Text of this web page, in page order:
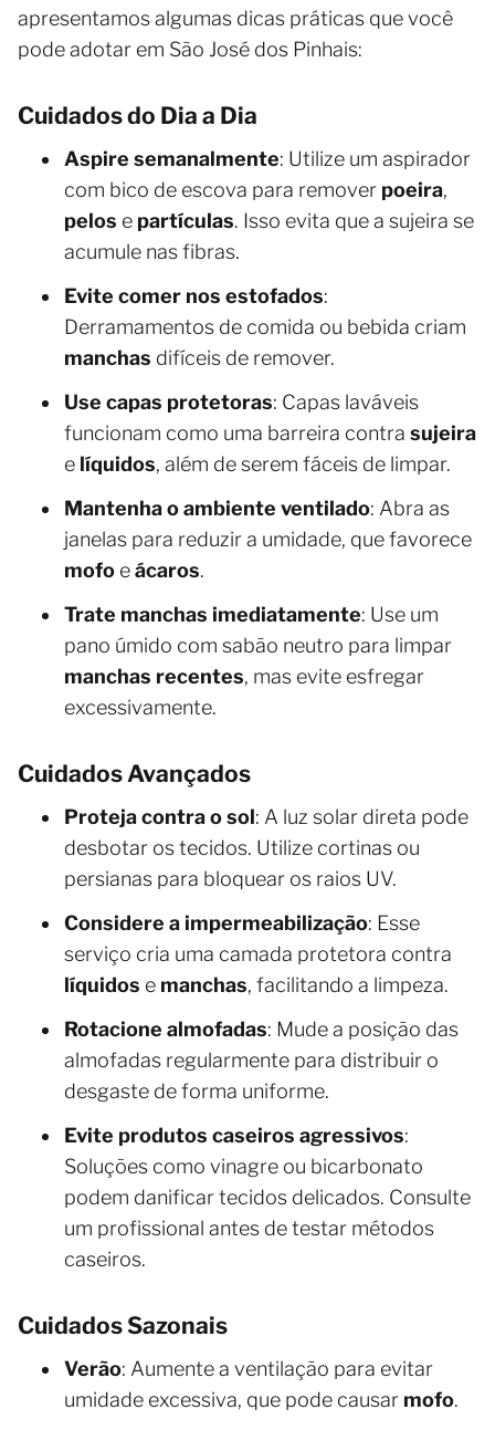
apresentamos algumas dicas práticas que você
pode adotar em São José dos Pinhais:
Cuidados do Dia a Dia
Aspire semanalmente: Utilize um aspirador
com bico de escova para remover poeira,
pelos e partículas. Isso evita que a sujeira se
acumule nas fibras.
Evite comer nos estofados:
Derramamentos de comida ou bebida criam
manchas difíceis de remover.
Use capas protetoras: Capas laváveis
funcionam como uma barreira contra sujeira
e líquidos, além de serem fáceis de limpar.
Mantenha o ambiente ventilado: Abra as
janelas para reduzir a umidade, que favorece
mofo eácaros.
Trate manchas imediatamente: Use um
pano úmido com sabão neutro para limpar
manchas recentes, mas evite esfregar
excessivamente.
Cuidados Avançados
Proteja contra o sol: A luz solar direta pode
desbotar os tecidos. Utilize cortinas ou
persianas para bloquear os raios UV.
Considere a impermeabilização: Esse
serviço cria uma camada protetora contra
líquidos e manchas, facilitando a limpeza.
Rotacione almofadas: Mude a posição das
almofadas regularmente para distribuir o
desgaste de forma uniforme.
Evite produtos caseiros agressivos:
Soluções como vinagre ou bicarbonato
podem danificar tecidos delicados. Consulte
um profissional antes de testar métodos
caseiros.
Cuidados Sazonais
Verão: Aumente a ventilação para evitar
umidade excessiva, que pode causar mofo.